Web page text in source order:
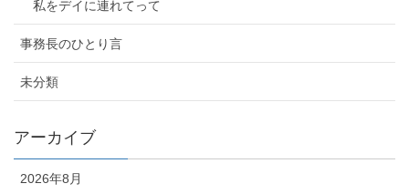
私をデイに連れてって
事務長のひとり言
未分類
アーカイブ
2026年8月